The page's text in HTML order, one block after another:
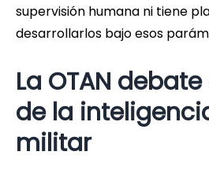
supervisión humana ni tiene
desarrollarlos bajo esos
La OTAN
de la
militar